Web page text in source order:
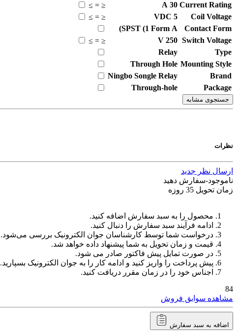
Current Rating
30
A
≤
=
≥
Coil Voltage
5
VDC
≤
=
≥
Contact Form
SPST (1 Form A)
Switch Voltage
250
V
≤
=
≥
Type
Relay
Mounting Style
Through Hole
Brand
Ningbo Songle Relay
Package
Through-hole
جستجوی مشابه
نظرات
ارسال نظر جدید
ناموجود-سفارش دهید
زمان تحویل 35 روزه
محصول را به سبد سفارش اضافه کنید.
ادامه فرآیند سبد سفارش را دنبال کنید.
درخواست شما توسط کارشناسان جوان الکترونیک بررسی می‌شود.
قیمت و زمان تحویل به شما پیشنهاد داده خواهد شد.
در صورت تمایل پیش فاکتور صادر می شود.
پیش پرداخت را واریز کنید و ادامه کار را به جوان الکترونیک بسپارید.
اجناس خود را در زمان مقرر دریافت کنید.
84
مشاهده سوابق فروش
اضافه به سبد سفارش